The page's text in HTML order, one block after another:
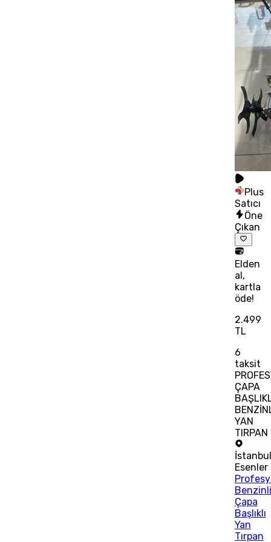
Plus
Satıcı
Öne
Çıkan
Elden
al,
kartla
öde!
2.499
TL
6
taksit
ÇAPA
YAN
TIRPAN
İstanbul
Esenler
Benzinli
Çapa
Başlıklı
Yan
Tırpan